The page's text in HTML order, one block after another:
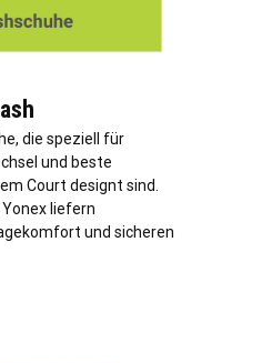
die speziell für
und beste
Court designt sind.
liefern
und sicheren